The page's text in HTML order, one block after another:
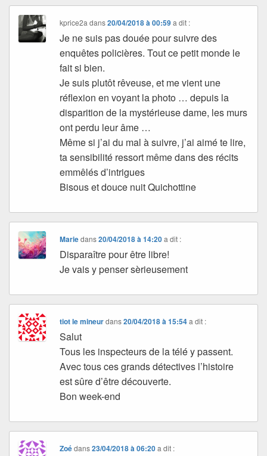
kprice2a dans20/04/2018 à 00:59 a dit :
Je ne suis pas douée pour suivre des
enquêtes policières. Tout ce petit monde le
fait si bien.
Je suis plutôt rêveuse, et me vient une
réflexion en voyant la photo … depuis la
disparition de la mystérieuse dame, les murs
ont perdu leur âme …
Même si j’ai du mal à suivre, j’ai aimé te lire,
ta sensibilité ressort même dans des récits
emmêlés d’intrigues
Bisous et douce nuit Quichottine
Mariedans20/04/2018 à 14:20 a dit :
Disparaître pour être libre!
Je vais y penser sèrieusement
tiot le mineurdans20/04/2018 à 15:54 a dit :
Salut
Tous les inspecteurs de la télé y passent.
Avec tous ces grands détectives l’histoire
est sûre d’être découverte.
Bon week-end
Zoédans23/04/2018 à 06:20 a dit :